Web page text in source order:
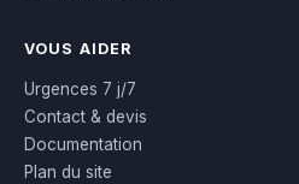
VOUS AIDER
Urgences 7 j/7
Contact & devis
Documentation
Plan du site